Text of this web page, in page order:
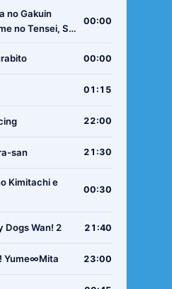
no Gakuin
no Tensei, S-
00:00
00:00
01:15
22:00
san 21:30
Kimitachi e
00:30
Dogs Wan! 2 21:40
Yume∞Mita 23:00